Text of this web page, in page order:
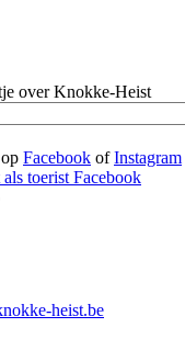
over Knokke-Heist
Facebook ofInstagram
toerist Facebook
heist.be